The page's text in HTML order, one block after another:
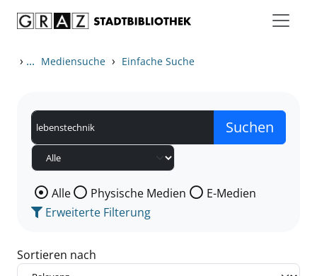
› ... Mediensuche › Einfache Suche
Wählen Sie die Medienart nach der Sie suchen wollen.
Alle Physische Medien
E-Medien
Erweiterte Filterung
Sortieren nach